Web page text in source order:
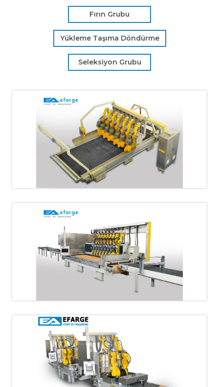
Fırın Grubu
Yükleme Taşıma Döndürme
Seleksiyon Grubu